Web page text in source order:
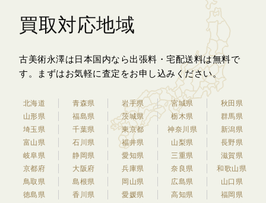
買取対応地域
古美術永澤は日本国内なら出張料・宅配送料は無料で
す。
まずはお気軽に査定をお申し込みください。
北海道 青森県 岩手県 宮城県
秋田県
山形県
福島県 茨城県 栃木県
群馬県
埼玉県
千葉県 東京都 神奈川県
新潟県
富山県
石川県 福井県 山梨県
長野県
岐阜県
静岡県 愛知県 三重県
滋賀県
京都府
大阪府 兵庫県 奈良県
和歌山県
鳥取県
島根県 岡山県 広島県
山口県
徳島県
香川県 愛媛県 高知県
福岡県